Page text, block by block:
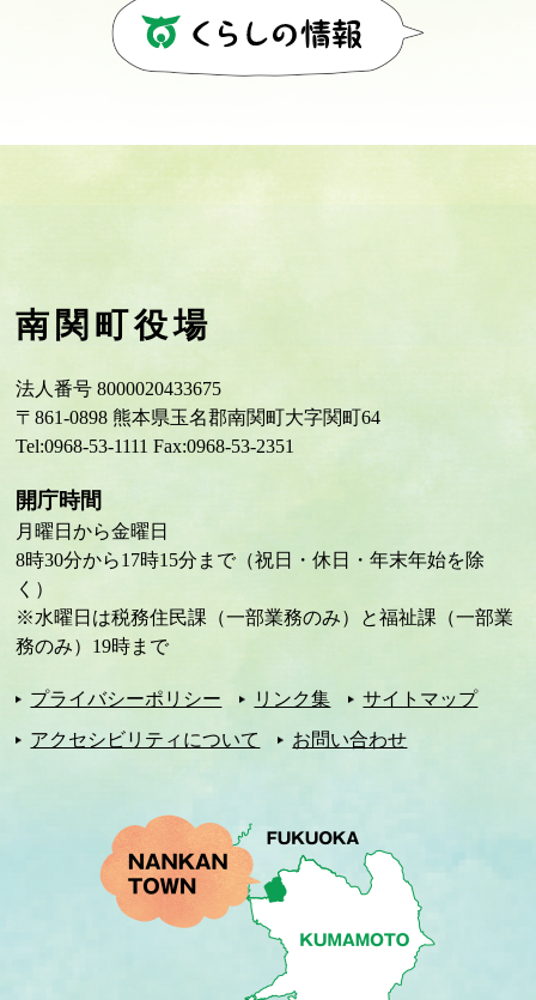
南関町役場
法人番号 8000020433675
〒861-0898 熊本県玉名郡南関町大字関町64
Tel:0968-53-1111 Fax:0968-53-2351
開庁時間
月曜日から金曜日
8時30分から17時15分まで（祝日・休日・年末年始を除
く）
※水曜日は税務住民課（一部業務のみ）と福祉課（一部業
務のみ）19時まで
プライバシーポリシー リンク集
サイトマップ
アクセシビリティについて
お問い合わせ